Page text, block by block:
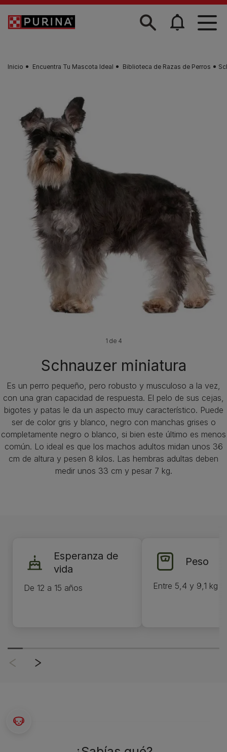
Skip to main content
Inicio Encuentra Tu Mascota Ideal Biblioteca de Razas de Perros
Schnauzer miniatura
Es un perro pequeño, pero robusto y musculoso a la vez,
con una gran capacidad de respuesta. El pelo de sus cejas,
bigotes y patas le da un aspecto muy característico. Puede
ser de color gris y blanco, negro con manchas grises o
completamente negro o blanco, si bien este último es menos
común. Lo ideal es que los machos adultos midan unos 36
cm de altura y pesen 8 kilos. Las hembras adultas deben
medir unos 33 cm y pesar 7 kg.
1 de 4
Esperanza de
vida
De 12 a 15 años
Peso
Entre 5,4 y 9,1 kg